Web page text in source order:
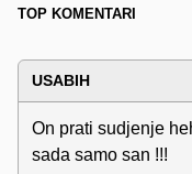
TOP KOMENTARI
USABIH
On prati sudjenje
sada samo san !!!